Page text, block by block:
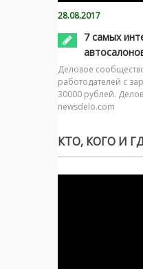
28.08.2017
7 самых
Деловое
работодателей с
30000 рублей.
newsdelo.com
КТО, КОГО И